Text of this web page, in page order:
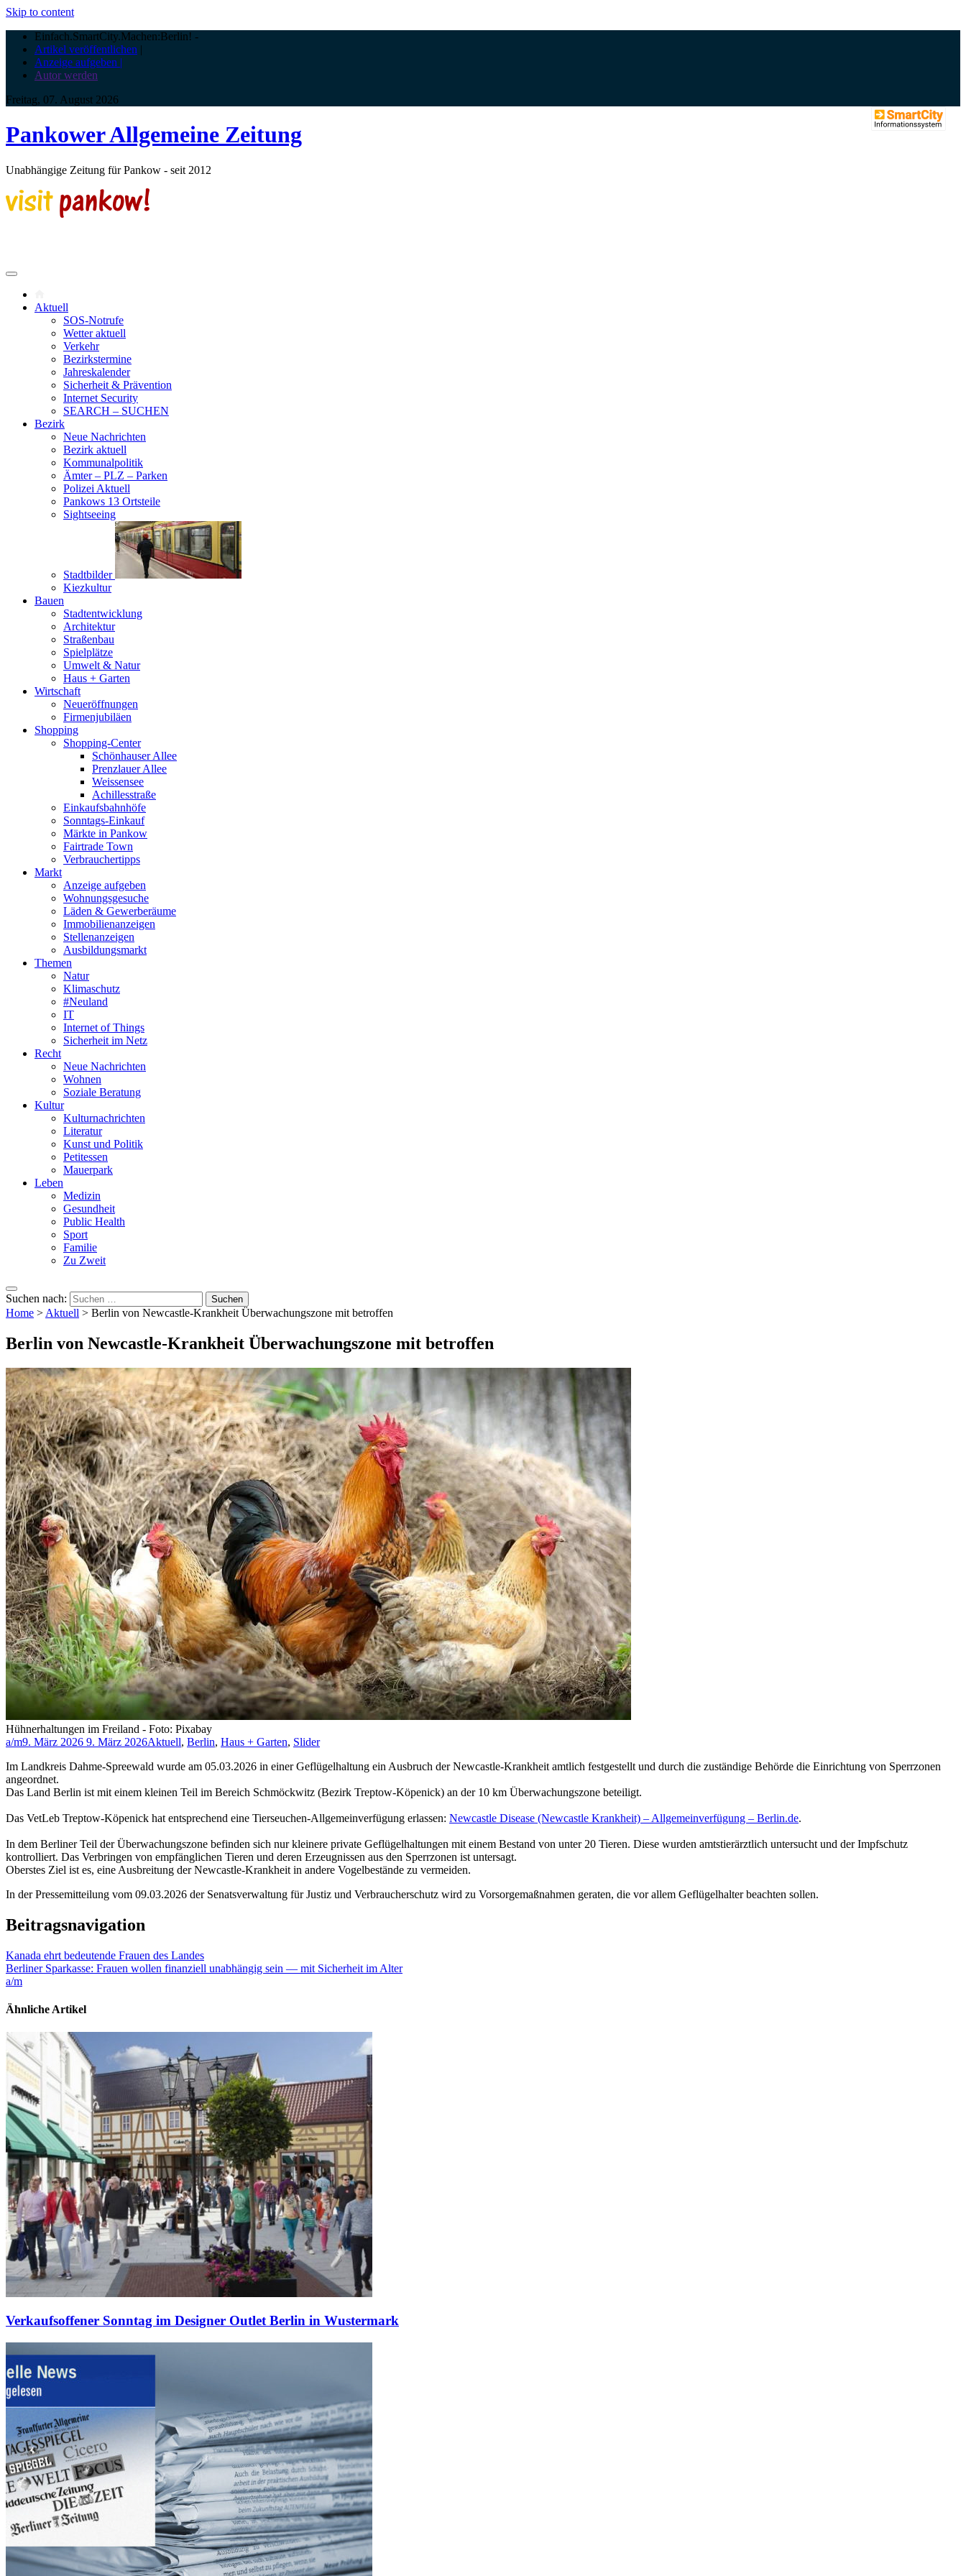
Skip to content
Einfach.SmartCity.Machen:Berlin! -
Artikel veröffentlichen |
Anzeige aufgeben |
Autor werden
Freitag, 07. August 2026
Pankower Allgemeine Zeitung
Unabhängige Zeitung für Pankow - seit 2012
Aktuell
SOS-Notrufe
Wetter aktuell
Verkehr
Bezirkstermine
Jahreskalender
Sicherheit & Prävention
Internet Security
SEARCH – SUCHEN
Bezirk
Neue Nachrichten
Bezirk aktuell
Kommunalpolitik
Ämter – PLZ – Parken
Polizei Aktuell
Pankows 13 Ortsteile
Sightseeing
Stadtbilder
Kiezkultur
Bauen
Stadtentwicklung
Architektur
Straßenbau
Spielplätze
Umwelt & Natur
Haus + Garten
Wirtschaft
Neueröffnungen
Firmenjubiläen
Shopping
Shopping-Center
Schönhauser Allee
Prenzlauer Allee
Weissensee
Achillesstraße
Einkaufsbahnhöfe
Sonntags-Einkauf
Märkte in Pankow
Fairtrade Town
Verbrauchertipps
Markt
Anzeige aufgeben
Wohnungsgesuche
Läden & Gewerberäume
Immobilienanzeigen
Stellenanzeigen
Ausbildungsmarkt
Themen
Natur
Klimaschutz
#Neuland
IT
Internet of Things
Sicherheit im Netz
Recht
Neue Nachrichten
Wohnen
Soziale Beratung
Kultur
Kulturnachrichten
Literatur
Kunst und Politik
Petitessen
Mauerpark
Leben
Medizin
Gesundheit
Public Health
Sport
Familie
Zu Zweit
Suchen nach:
Home >Aktuell > Berlin von Newcastle-Krankheit Überwachungszone mit betroffen
Berlin von Newcastle-Krankheit Überwachungszone mit betroffen
Hühnerhaltungen im Freiland - Foto: Pixabay
a/m9. März 2026 9. März 2026Aktuell, Berlin, Haus + Garten, Slider
Im Landkreis Dahme-Spreewald wurde am 05.03.2026 in einer Geflügelhaltung ein Ausbruch der Newcastle-Krankheit amtlich festgestellt und durch die zuständige Behörde die Einrichtung von Sperrzonen
angeordnet.
Das Land Berlin ist mit einem kleinen Teil im Bereich Schmöckwitz (Bezirk Treptow-Köpenick) an der 10 km Überwachungszone beteiligt.
Das VetLeb Treptow-Köpenick hat entsprechend eine Tierseuchen-Allgemeinverfügung erlassen: Newcastle Disease (Newcastle Krankheit) – Allgemeinverfügung – Berlin.de.
In dem Berliner Teil der Überwachungszone befinden sich nur kleinere private Geflügelhaltungen mit einem Bestand von unter 20 Tieren. Diese wurden amtstierärztlich untersucht und der Impfschutz
kontrolliert. Das Verbringen von empfänglichen Tieren und deren Erzeugnissen aus den Sperrzonen ist untersagt.
Oberstes Ziel ist es, eine Ausbreitung der Newcastle-Krankheit in andere Vogelbestände zu vermeiden.
In der Pressemitteilung vom 09.03.2026 der Senatsverwaltung für Justiz und Verbraucherschutz wird zu Vorsorgemaßnahmen geraten, die vor allem Geflügelhalter beachten sollen.
Beitragsnavigation
Kanada ehrt bedeutende Frauen des Landes
Berliner Sparkasse: Frauen wollen finanziell unabhängig sein — mit Sicherheit im Alter
a/m
Ähnliche Artikel
Verkaufsoffener Sonntag im Designer Outlet Berlin in Wustermark